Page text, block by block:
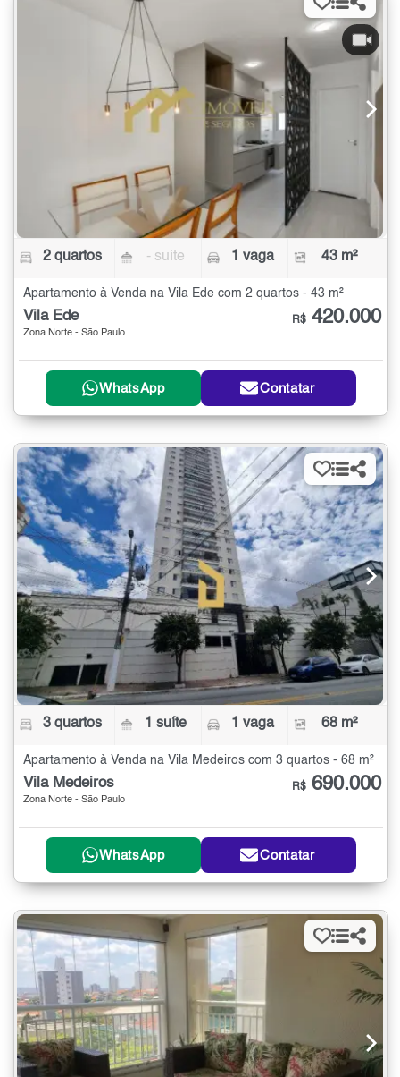
2 quartos - suíte 1 vaga 43 m²
Apartamento à Venda na Vila Ede com 2 quartos - 43 m²
Vila Ede
Zona Norte - São Paulo
R$ 420.000
WhatsApp Contatar
3 quartos 1 suíte 1 vaga 68 m²
Apartamento à Venda na Vila Medeiros com 3 quartos - 68 m²
Vila Medeiros
Zona Norte - São Paulo
R$ 690.000
WhatsApp Contatar